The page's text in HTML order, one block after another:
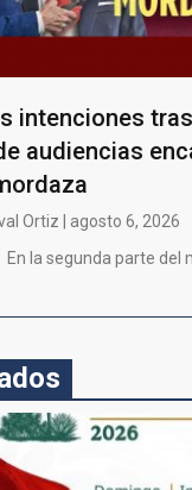
intenciones
audiencias
Ortiz | agosto 6, 2026
la segunda parte del